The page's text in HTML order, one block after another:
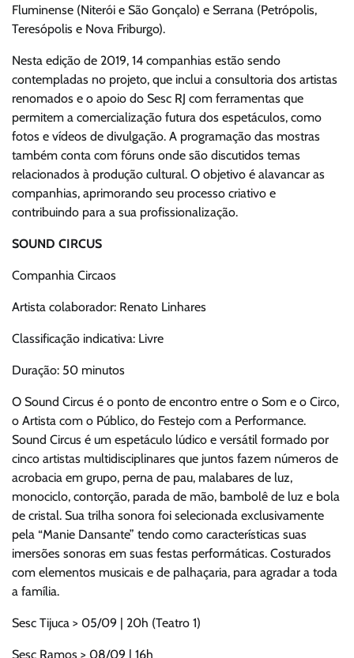
Fluminense (Niterói e São Gonçalo) e Serrana (Petrópolis,
Teresópolis e Nova Friburgo).
Nesta edição de 2019, 14 companhias estão sendo
contempladas no projeto, que inclui a consultoria dos artistas
renomados e o apoio do Sesc RJ com ferramentas que
permitem a comercialização futura dos espetáculos, como
fotos e vídeos de divulgação. A programação das mostras
também conta com fóruns onde são discutidos temas
relacionados à produção cultural. O objetivo é alavancar as
companhias, aprimorando seu processo criativo e
contribuindo para a sua profissionalização.
SOUND CIRCUS
Companhia Circaos
Artista colaborador: Renato Linhares
Classificação indicativa: Livre
Duração: 50 minutos
O Sound Circus é o ponto de encontro entre o Som e o Circo,
o Artista com o Público, do Festejo com a Performance.
Sound Circus é um espetáculo lúdico e versátil formado por
cinco artistas multidisciplinares que juntos fazem números de
acrobacia em grupo, perna de pau, malabares de luz,
monociclo, contorção, parada de mão, bambolê de luz e bola
de cristal. Sua trilha sonora foi selecionada exclusivamente
pela “Manie Dansante” tendo como características suas
imersões sonoras em suas festas performáticas. Costurados
com elementos musicais e de palhaçaria, para agradar a toda
a família.
Sesc Tijuca > 05/09 | 20h (Teatro 1)
Sesc Ramos > 08/09 | 16h